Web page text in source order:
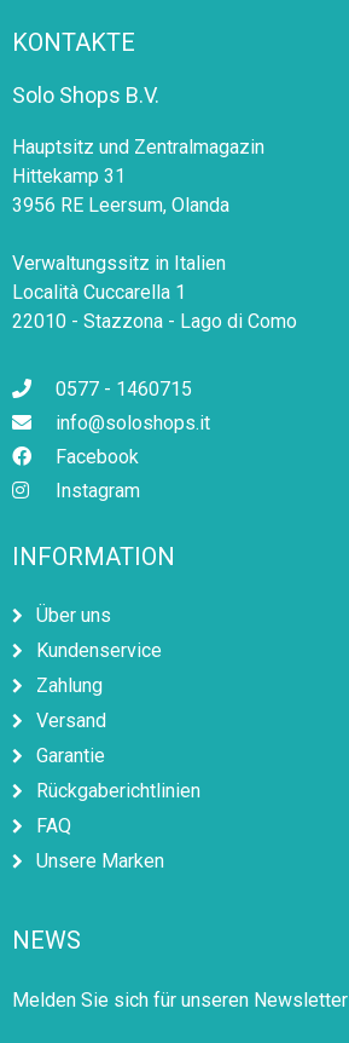
KONTAKTE
Solo Shops B.V.
Hauptsitz und Zentralmagazin
Hittekamp 31
3956 RE Leersum, Olanda
Verwaltungssitz in Italien
Località Cuccarella 1
22010 - Stazzona - Lago di Como
0577 - 1460715
info@soloshops.it
Facebook
Instagram
INFORMATION
Über uns
Kundenservice
Zahlung
Versand
Garantie
Rückgaberichtlinien
FAQ
Unsere Marken
NEWS
Melden Sie sich für unseren Newsletter